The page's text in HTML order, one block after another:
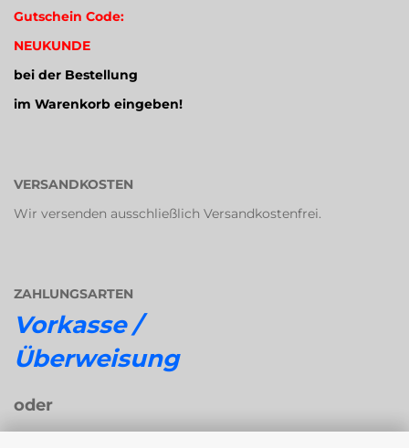
Gutschein Code:
NEUKUNDE
bei der Bestellung
im Warenkorb eingeben!
VERSANDKOSTEN
Wir versenden ausschließlich Versandkostenfrei.
ZAHLUNGSARTEN
Vorkasse /
Überweisung
oder